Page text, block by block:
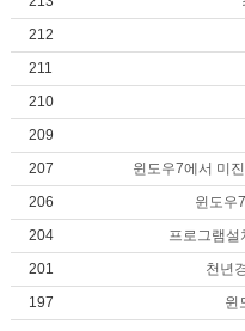
212
211
210
209
207
윈도우7에서 미
206
윈도우
204
프로그램설
201
천년
197
윈